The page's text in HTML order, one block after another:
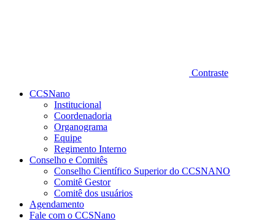
Contraste
CCSNano
Institucional
Coordenadoria
Organograma
Equipe
Regimento Interno
Conselho e Comitês
Conselho Científico Superior do CCSNANO
Comitê Gestor
Comitê dos usuários
Agendamento
Fale com o CCSNano